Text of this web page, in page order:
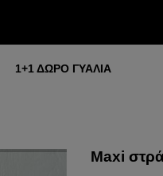
1+1 ΔΩΡΟ ΓΥΑΛΙΑ
Maxi